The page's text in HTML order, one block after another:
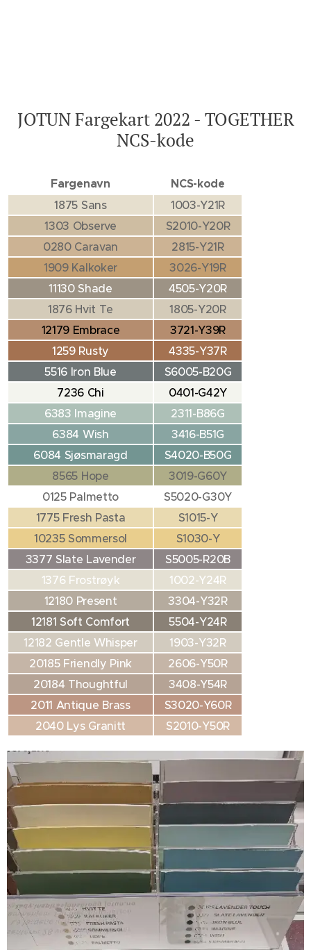
JOTUN Fargekart 2022 - TOGETHER
NCS-kode
Fargenavn NCS-kode
1875 Sans
1003-Y21R
1303 Observe
S2010-Y20R
0280 Caravan
2815-Y21R
1909 Kalkoker
3026-Y19R
11130 Shade
4505-Y20R
1876 Hvit Te
1805-Y20R
12179 Embrace
3721-Y39R
1259 Rusty
4335-Y37R
5516 Iron Blue
S6005-B20G
7236 Chi
0401-G42Y
6383 Imagine
2311-B86G
6384 Wish
3416-B51G
6084 Sjøsmaragd
S4020-B50G
8565 Hope
3019-G60Y
0125 Palmetto
S5020-G30Y
1775 Fresh Pasta
S1015-Y
10235 Sommersol
S1030-Y
3377 Slate Lavender
S5005-R20B
1376 Frostrøyk
1002-Y24R
12180 Present
3304-Y32R
12181 Soft Comfort
5504-Y24R
12182 Gentle Whisper
1903-Y32R
20185 Friendly Pink
2606-Y50R
20184 Thoughtful
3408-Y54R
2011 Antique Brass
S3020-Y60R
2040 Lys Granitt
S2010-Y50R